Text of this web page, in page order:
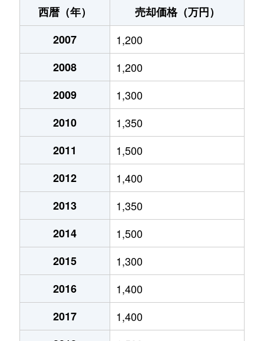
白山町
2,000万円 高蔵寺
徒歩19分
白山町
2,500万円 高蔵寺
白山町
2,600万円 高蔵寺
白山町
1,600万円 高蔵寺
白山町
1,900万円 神領
関田町
2,300万円 春日井(ＪＲ)
高座台
2,100万円 高蔵寺
高森台
2,000万円 高蔵寺
中央台
300万円 高蔵寺
鳥居松町
2,700万円 春日井(ＪＲ)
如意申町
850万円 春日井(名鉄)
八田町
1,700万円 春日井(ＪＲ)
西暦（年）
売却価格（万円）
2007
1,200
2008
1,200
2009
1,300
2010
1,350
2011
1,500
2012
1,400
2013
1,350
2014
1,500
2015
1,300
2016
1,400
2017
1,400